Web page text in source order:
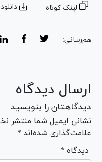
لینک کوتاه
هم‌رسانی:
ارسال دیدگاه
دیدگاهتان را بنویسید
نشانی ایمیل شما منتشر
علامت‌گذاری شده‌اند *
* دیدگاه